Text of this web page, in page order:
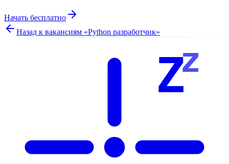
Начать бесплатно
Назад к вакансиям «Python разработчик»
Zz